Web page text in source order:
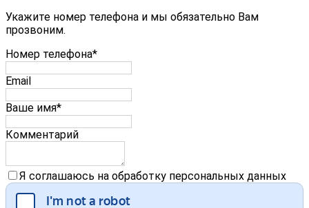
Укажите номер телефона и мы обязательно Вам
прозвоним.
Номер телефона*
Email
Ваше имя*
Комментарий
Я соглашаюсь на обработку персональных данных